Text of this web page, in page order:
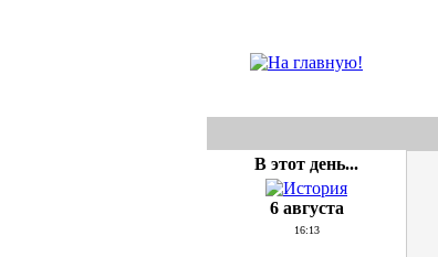
В этот день...
6 августа
16:13